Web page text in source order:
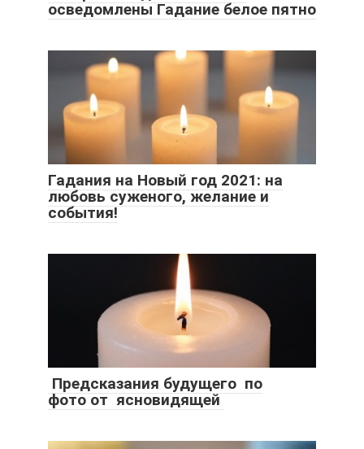
осведомлены Гадание белое пятно
Гадания на Новый год 2021: на
любовь суженого, желание и
события!
Предсказания ​будущего по
фото от ясновидящей